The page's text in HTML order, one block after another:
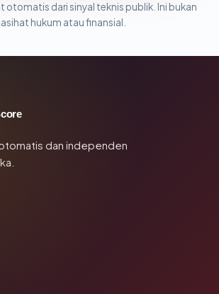
otomatis dari sinyal teknis publik. Ini bukan
hukum atau finansial.
dan independen